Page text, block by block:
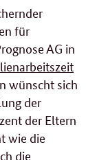
für
AG in
wünscht sich
der
der Eltern
wie die
die